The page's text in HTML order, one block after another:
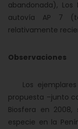
abandonada),
autovía AP 7
relativamente
Observaciones
Los ejemplares
propuesta –junto
Biosfera en
especie en la